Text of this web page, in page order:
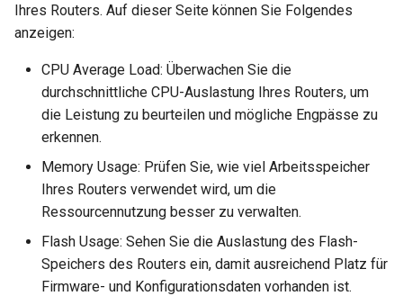
Ihres Routers. Auf dieser Seite können Sie Folgendes
anzeigen:
CPU Average Load: Überwachen Sie die
durchschnittliche CPU-Auslastung Ihres Routers, um
die Leistung zu beurteilen und mögliche Engpässe zu
erkennen.
Memory Usage: Prüfen Sie, wie viel Arbeitsspeicher
Ihres Routers verwendet wird, um die
Ressourcennutzung besser zu verwalten.
Flash Usage: Sehen Sie die Auslastung des Flash-
Speichers des Routers ein, damit ausreichend Platz für
Firmware- und Konfigurationsdaten vorhanden ist.